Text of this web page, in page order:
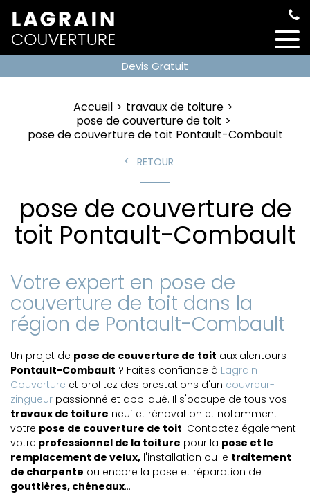
Devis Gratuit
Accueil
travaux de toiture
pose de couverture de toit
pose de couverture de toit Pontault-Combault
RETOUR
pose de couverture de
toit Pontault-Combault
Votre expert en pose de
couverture de toit dans la
région de Pontault-Combault
Un projet de pose de couverture de toit aux alentours
Pontault-Combault ? Faites confiance à Lagrain
Couverture et profitez des prestations d'un couvreur-
zingueur passionné et appliqué. Il s'occupe de tous vos
travaux de toiture neuf et rénovation et notamment
votre pose de couverture de toit. Contactez également
votre professionnel de la toiture pour la pose et le
remplacement de velux, l'installation ou le traitement
de charpente ou encore la pose et réparation de
gouttières, chéneaux...